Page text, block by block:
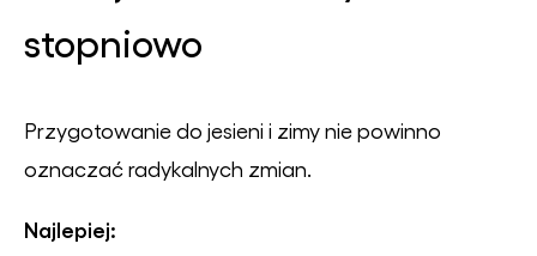
stopniowo
Przygotowanie do jesieni i zimy nie powinno
oznaczać radykalnych zmian.
Najlepiej: